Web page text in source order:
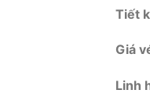
Tiết
Giá
Linh